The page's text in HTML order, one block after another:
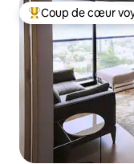
Coups de cœur
Coup de cœur